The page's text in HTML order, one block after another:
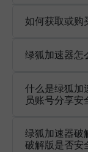
如何获取或购
绿狐加速器怎
什么是绿狐加
员账号分享安
绿狐加速器破
破解版是否安